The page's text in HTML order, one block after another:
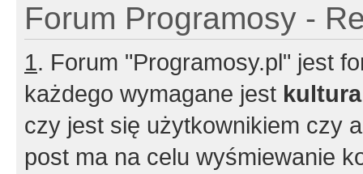
Forum Programosy -
1. Forum "Programosy.pl" jest
każdego wymagane jest
czy jest się użytkownikiem czy
post ma na celu wyśmiewanie